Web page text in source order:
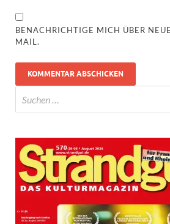
BENACHRICHTIGE MICH ÜBER
MAIL.